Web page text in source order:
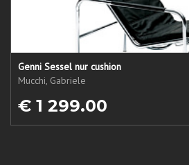
Genni Sessel nur cushion
Mucchi, Gabriele
€ 1 299.00